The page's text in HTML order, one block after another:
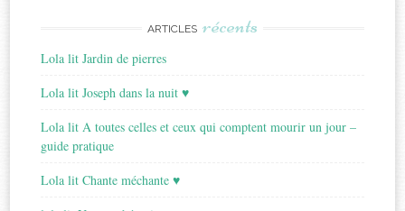
ARTICLES récents
Lola lit Jardin de pierres
Lola lit Joseph dans la nuit ♥
Lola lit A toutes celles et ceux qui comptent mourir un jour –
guide pratique
Lola lit Chante méchante ♥